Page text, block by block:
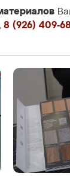
, 8 (926) 409-